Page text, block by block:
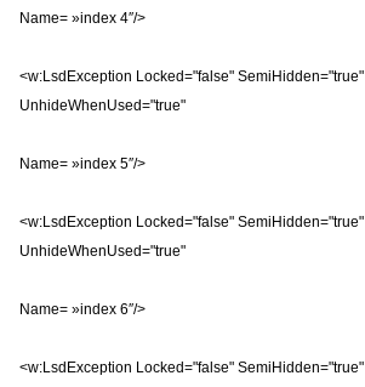
Name= »index 4″/>
<w:LsdException Locked="false" SemiHidden="true"
UnhideWhenUsed="true"
Name= »index 5″/>
<w:LsdException Locked="false" SemiHidden="true"
UnhideWhenUsed="true"
Name= »index 6″/>
<w:LsdException Locked="false" SemiHidden="true"